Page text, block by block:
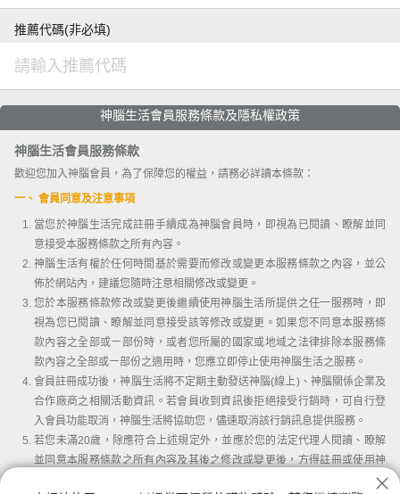
推薦代碼(非必填)
神腦生活會員服務條款及隱私權政策
神腦生活會員服務條款
歡迎您加入神腦會員，為了保障您的權益，請務必詳讀本條款：
一、 會員同意及注意事項
當您於神腦生活完成註冊手續成為神腦會員時，即視為已閱讀、瞭解並同
意接受本服務條款之所有內容。
神腦生活有權於任何時間基於需要而修改或變更本服務條款之內容，並公
佈於網站內，建議您隨時注意相關修改或變更。
您於本服務條款修改或變更後繼續使用神腦生活所提供之任一服務時，即
視為您已閱讀、瞭解並同意接受該等修改或變更。如果您不同意本服務條
款內容之全部或ㄧ部份時，或者您所屬的國家或地域之法律排除本服務條
款內容之全部或ㄧ部份之適用時，您應立即停止使用神腦生活之服務。
會員註冊成功後，神腦生活將不定期主動發送神腦(線上)、神腦關係企業及
合作廠商之相關活動資訊。若會員收到資訊後拒絕接受行銷時，可自行登
入會員功能取消，神腦生活將協助您，儘速取消該行銷訊息提供服務。
若您未滿20歲，除應符合上述規定外，並應於您的法定代理人閱讀、瞭解
並同意本服務條款之所有內容及其後之修改或變更後，方得註冊或使用神
腦生活。當您使用或繼續使用神腦生活所提供之任一服務時，即推定您的